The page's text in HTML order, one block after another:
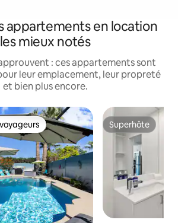
appartements en location
les mieux notés
: ces appartements sont
leur emplacement, leur propreté
et bien plus encore.
les plus appréciés Superhôte
Superhôte